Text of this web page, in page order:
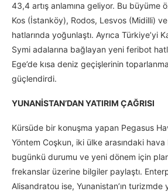
43,4 artış anlamına geliyor. Bu büyüme
Kos (İstanköy), Rodos, Lesvos (Midilli)
hatlarında yoğunlaştı. Ayrıca Türkiye’yi
Symi adalarına bağlayan yeni feribot
Ege’de kısa deniz geçişlerinin
güçlendirdi.
YUNANİSTAN’DAN YATIRIM ÇAĞRISI
Kürsüde bir konuşma yapan Pegasus
Yöntem Coşkun, iki ülke arasındaki hava
bugünkü durumu ve yeni dönem için
frekanslar üzerine bilgiler paylaştı.
Alisandratou ise, Yunanistan’ın turizmde